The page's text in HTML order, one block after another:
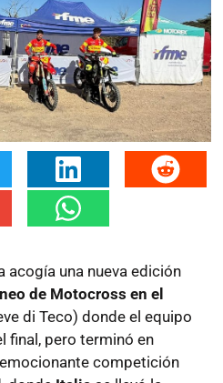
acogía una nueva edición
de Motocross en el
di Teco) donde el equipo
final, pero terminó en
emocionante competición